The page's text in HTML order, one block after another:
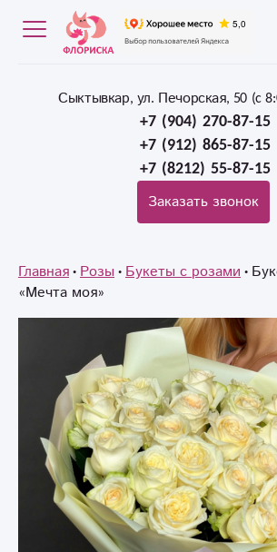
Сыктывкар, ул. Печорская, 50 (c
+7 (904) 270-87-15
+7 (912) 865-87-15
+7 (8212) 55-87-15
Заказать звонок
Главная Розы Букеты с розами
«Мечта моя»